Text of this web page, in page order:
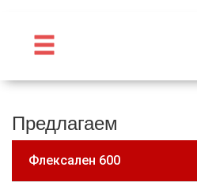
Предлагаем
Флексален 600